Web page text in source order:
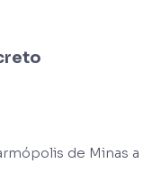
de Minas a